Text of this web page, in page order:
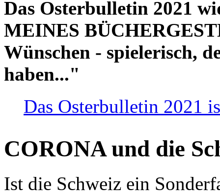
Das Osterbulletin 2021
MEINES
Wünschen - spielerisch,
haben..."
Das Osterbulletin 2021
CORONA und die
Ist die Schweiz ein